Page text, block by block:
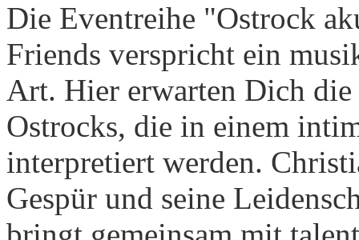
Die Eventreihe "Ostrock
Friends verspricht ein
Art. Hier erwarten Dich die
Ostrocks, die in einem
interpretiert werden.
Gespür und seine